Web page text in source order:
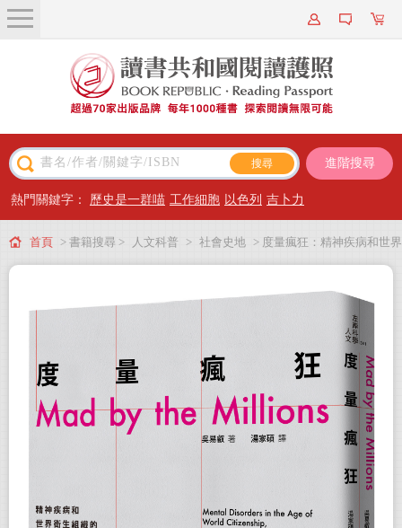
關於我們
近期新書
主題閱讀
出版專區
會員專屬
會員儲值方案
進階搜尋
熱門關鍵字： 歷史是一群喵 工作細胞 以色列 吉卜力
首頁 > 書籍搜尋 > 人文科普 > 社會史地 > 度量瘋狂：精神疾病和世界